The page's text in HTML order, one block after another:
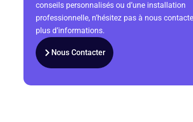
conseils personnalisés ou d’une installation
professionnelle, n’hésitez pas à nous
plus d’informations.
Nous Contacter